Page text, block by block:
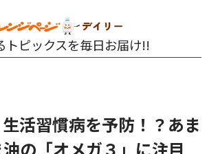
トピックスを毎日お届け!!
活習慣病を予防！？あま
の「オメガ３」に注目